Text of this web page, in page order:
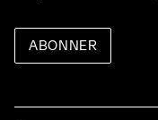
ABONNER